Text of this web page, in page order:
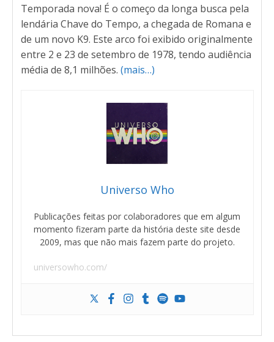
Temporada nova! É o começo da longa busca pela
lendária Chave do Tempo, a chegada de Romana e
de um novo K9. Este arco foi exibido originalmente
entre 2 e 23 de setembro de 1978, tendo audiência
média de 8,1 milhões. (mais…)
Universo Who
Publicações feitas por colaboradores que em algum
momento fizeram parte da história deste site desde
2009, mas que não mais fazem parte do projeto.
universowho.com/